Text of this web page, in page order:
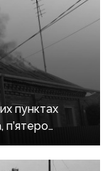
пунктах
п’ятеро